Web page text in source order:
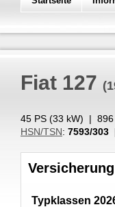
Fiat 127
45 PS (33 kW) | 896
HSN/TSN: 7593/303
Versicherung
Typklassen